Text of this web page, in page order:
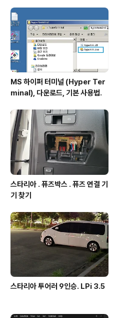
MS 하이퍼 터미널 (Hyper Ter
minal), 다운로드, 기본 사용법.
스타리아 . 퓨즈박스 . 퓨즈 연결 기
기 찾기
스타리아 투어러 9인승. LPi 3.5